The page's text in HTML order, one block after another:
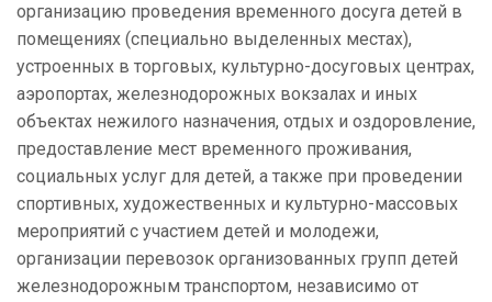
организацию проведения временного досуга детей в
помещениях (специально выделенных местах),
устроенных в торговых, культурно-досуговых центрах,
аэропортах, железнодорожных вокзалах и иных
объектах нежилого назначения, отдых и оздоровление,
предоставление мест временного проживания,
социальных услуг для детей, а также при проведении
спортивных, художественных и культурно-массовых
мероприятий с участием детей и молодежи,
организации перевозок организованных групп детей
железнодорожным транспортом, независимо от